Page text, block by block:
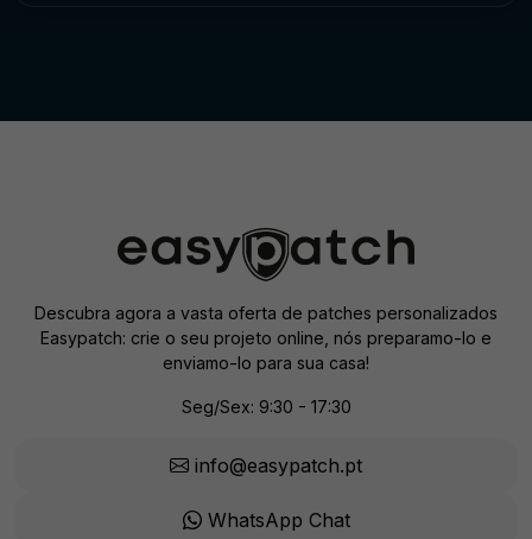
Descubra agora a vasta oferta de patches personalizados
Easypatch: crie o seu projeto online, nós preparamo-lo e
enviamo-lo para sua casa!
Seg/Sex: 9:30 - 17:30
info@easypatch.pt
WhatsApp Chat